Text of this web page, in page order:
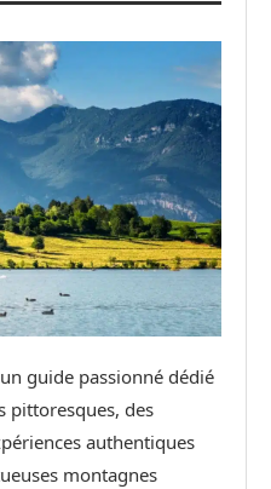
guide passionné dédié
pittoresques, des
authentiques
montagnes